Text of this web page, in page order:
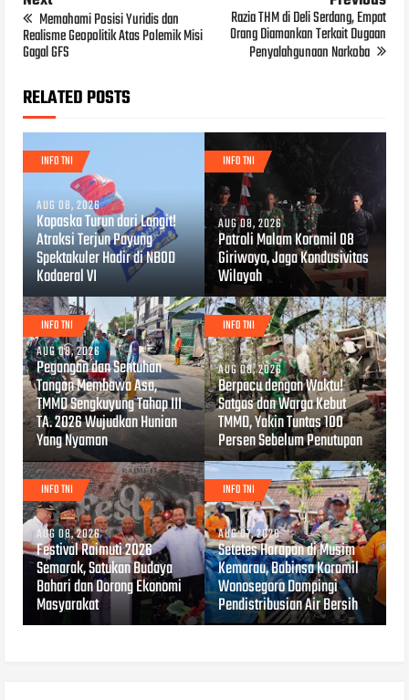
Memahami Posisi Yuridis dan
Realisme Geopolitik Atas Polemik Misi
Gagal GFS
Razia THM di Deli Serdang, Empat
Orang Diamankan Terkait Dugaan
Penyalahgunaan Narkoba
RELATED POSTS
INFO TNI
AUG 08, 2026
Kopaska Turun dari Langit!
Atraksi Terjun Payung
Spektakuler Hadir di NBOD
Kodaeral VI
INFO TNI
AUG 08, 2026
Patroli Malam Koramil 08
Giriwoyo, Jaga Kondusivitas
Wilayah
INFO TNI
AUG 08, 2026
Pegangan dan Sentuhan
Tangan Membawa Asa,
TMMD Sengkuyung Tahap III
TA. 2026 Wujudkan Hunian
Yang Nyaman
INFO TNI
AUG 08, 2026
Berpacu dengan Waktu!
Satgas dan Warga Kebut
TMMD, Yakin Tuntas 100
Persen Sebelum Penutupan
INFO TNI
AUG 08, 2026
Festival Raimuti 2026
Semarak, Satukan Budaya
Bahari dan Dorong Ekonomi
Masyarakat
INFO TNI
AUG 07, 2026
Setetes Harapan di Musim
Kemarau, Babinsa Koramil
Wonosegoro Dampingi
Pendistribusian Air Bersih